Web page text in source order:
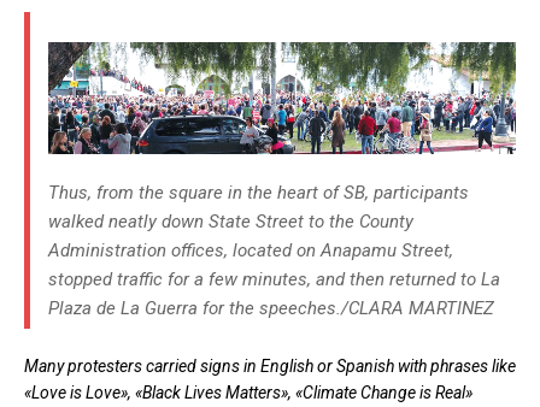
Thus, from the square in the heart of SB, participants
walked neatly down State Street to the County
Administration offices, located on Anapamu Street,
stopped traffic for a few minutes, and then returned to La
Plaza de La Guerra for the speeches./CLARA MARTINEZ
Many protesters carried signs in English or Spanish with phrases like
«Love is Love», «Black Lives Matters», «Climate Change is Real»